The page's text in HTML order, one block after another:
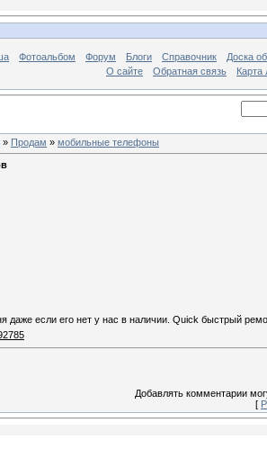
Фотоальбом Форум Блоги Справочник
Доска
О сайте
Обратная связь Карта
» Продам » мобильные телефоны
даже если его нет у нас в наличии. Quick быстрый
Добавлять комментарии
[